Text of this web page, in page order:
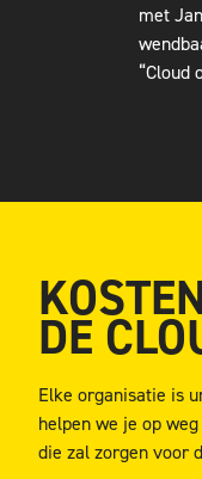
met
“Cloud
DE
Elke organisatie is
helpen we je op
die zal zorgen voor